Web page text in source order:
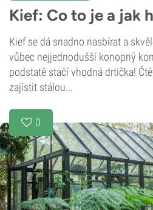
Kief: Co to je a jak
Kief se dá snadno nasbírat a
vůbec nejjednodušší konopný
podstatě stačí vhodná drtička!
zajistit stálou...
0